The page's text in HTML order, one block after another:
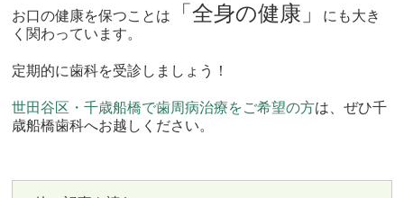
お口の健康を保つことは 「全身の健康」
にも大き
く関わっています。
定期的に歯科を受診しましょう！
世田谷区・千歳船橋で歯周病治療をご希望の方は、ぜひ千
歳船橋歯科へお越しください。